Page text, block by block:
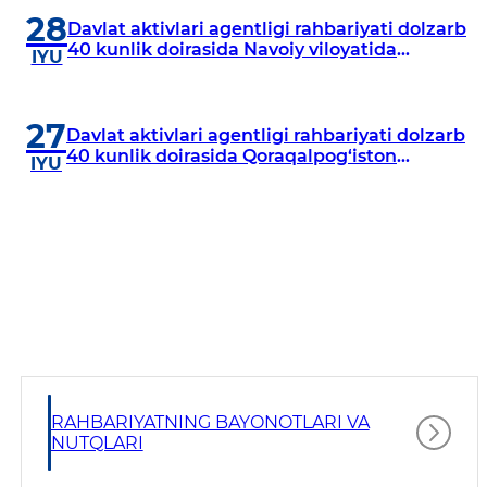
28
IYU
Davlat aktivlari agentligi rahbariyati dolzarb
40 kunlik doirasida Navoiy viloyatida
27
IYU
Davlat aktivlari agentligi rahbariyati dolzarb
40 kunlik doirasida Qoraqalpog‘iston
RAHBARIYATNING BAYONOTLARI VA
NUTQLARI